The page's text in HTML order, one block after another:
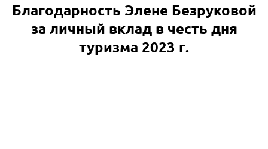
Благодарность Элене Безруковой
за личный вклад в честь дня
туризма 2023 г.